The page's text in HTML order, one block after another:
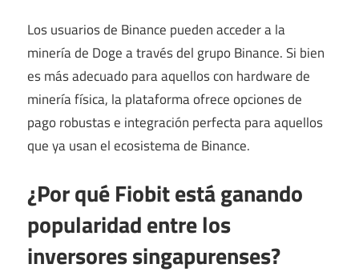
Los usuarios de Binance pueden acceder a la
minería de Doge a través del grupo Binance. Si bien
es más adecuado para aquellos con hardware de
minería física, la plataforma ofrece opciones de
pago robustas e integración perfecta para aquellos
que ya usan el ecosistema de Binance.
¿Por qué Fiobit está ganando
popularidad entre los
inversores singapurenses?